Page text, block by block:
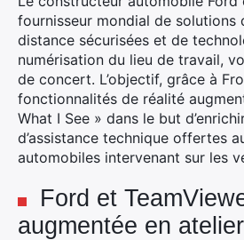
fournisseur mondial de solutions
distance sécurisées et de
numérisation du lieu de travail,
de concert. L’objectif, grâce à
fonctionnalités de réalité
What I See » dans le but
d’assistance technique offertes
automobiles intervenant sur les
Ford et
augmentée en atelier